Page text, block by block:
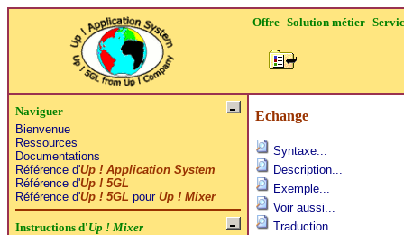
Offre Solution métier
Naviguer
Bienvenue
Ressources
Documentations
Référence d'Up ! Application System
Référence d'Up ! 5GL
Référence d'Up ! 5GL pour Up ! Mixer
Instructions d'Up ! Mixer
Echange
Syntaxe...
Description...
Exemple...
Voir aussi...
Traduction...